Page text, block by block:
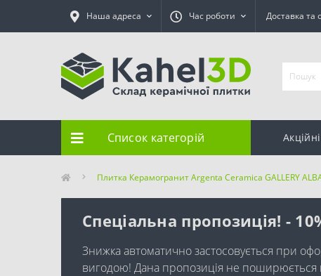
Наша адреса Час роботи Доставка та
Список категорій
Плитка Керамогранит Argenta Ceramica GALLERY
Спеціальна пропозиція! -
Знижка автоматично застосовується при
вигодою! Дана пропозиція не поширюється